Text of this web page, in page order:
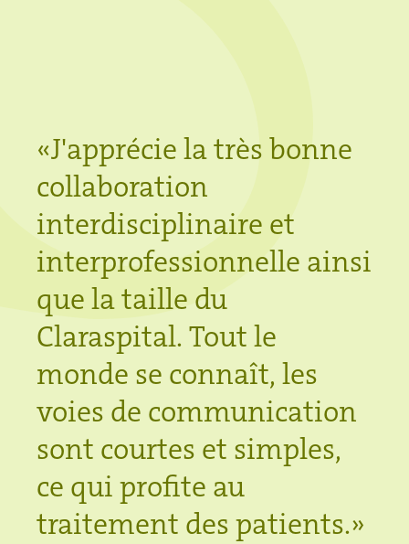
«J'apprécie la très bonne
collaboration
interdisciplinaire et
interprofessionnelle ainsi
que la taille du
Claraspital. Tout le
monde se connaît, les
voies de communication
sont courtes et simples,
ce qui profite au
traitement des patients.»